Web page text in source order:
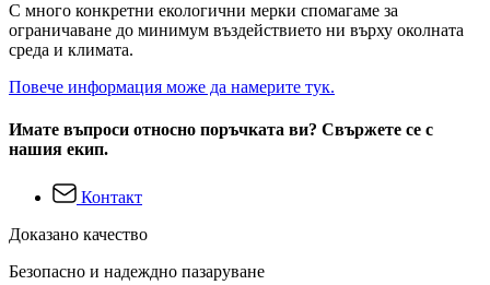
С много конкретни екологични мерки спомагаме за
ограничаване до минимум въздействието ни върху околната
среда и климата.
Повече информация може да намерите тук.
Имате въпроси относно поръчката ви? Свържете се с
нашия екип.
Контакт
Доказано качество
Безопасно и надеждно пазаруване